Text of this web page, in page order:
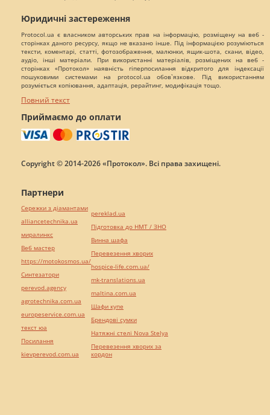
Юридичні застереження
Protocol.ua є власником авторських прав на інформацію, розміщену на веб -
сторінках даного ресурсу, якщо не вказано інше. Під інформацією розуміються
тексти, коментарі, статті, фотозображення, малюнки, ящик-шота, скани, відео,
аудіо, інші матеріали. При використанні матеріалів, розміщених на веб -
сторінках «Протокол» наявність гіперпосилання відкритого для індексації
пошуковими системами на protocol.ua обов`язкове. Під використанням
розуміється копіювання, адаптація, рерайтинг, модифікація тощо.
Повний текст
Приймаємо до оплати
Copyright © 2014-2026 «Протокол». Всі права захищені.
Партнери
Сережки з діамантами
alliancetechnika.ua
миралинкс
Веб мастер
https://motokosmos.ua/
Синтезатори
perevod.agency
agrotechnika.com.ua
europeservice.com.ua
текст юа
Посилання
kievperevod.com.ua
pereklad.ua
Підготовка до НМТ / ЗНО
Винна шафа
Перевезення хворих
hospice-life.com.ua/
mk-translations.ua
maltina.com.ua
Шафи купе
Брендові сумки
Натяжні стелі Nova Stelya
Перевезення хворих за
кордон